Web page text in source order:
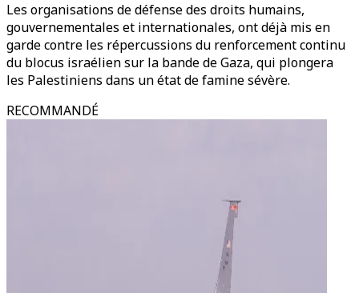
Les organisations de défense des droits humains,
gouvernementales et internationales, ont déjà mis en
garde contre les répercussions du renforcement continu
du blocus israélien sur la bande de Gaza, qui plongera
les Palestiniens dans un état de famine sévère.
RECOMMANDÉ